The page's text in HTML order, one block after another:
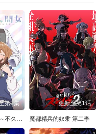
第1集
透明男与人类女～不久成为夫妇的二人～
更新至第1话
魔都精兵的奴隶 第二季